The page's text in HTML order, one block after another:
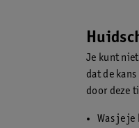
Je kunt
dat de
door deze
Was je